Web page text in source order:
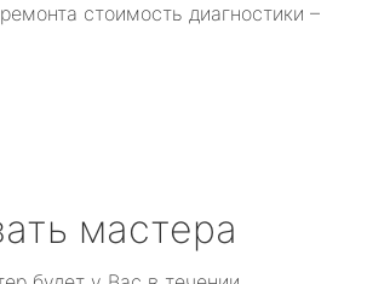
стоимость диагностики –
мастера